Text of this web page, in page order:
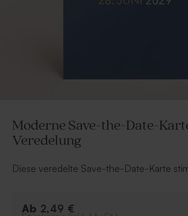
Moderne Save-the-Date-
Veredelung
Diese veredelte Save-the-Date-Karte
mit euren Vornamen und dem Datum in
Ab 2,49 €